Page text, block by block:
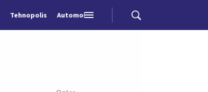
Tehnopolis Automobili